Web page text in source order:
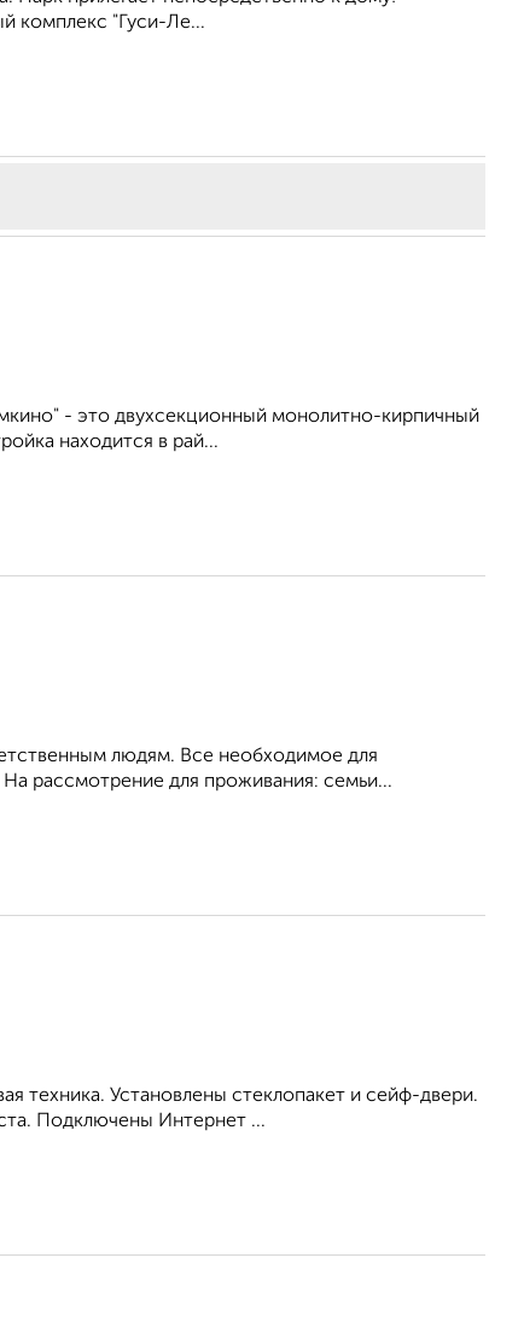
комплекс "Гуси-Ле...
- это двухсекционный монолитно-кирпичный
находится в рай...
людям. Все необходимое для
рассмотрение для проживания: семьи...
техника. Установлены стеклопакет и сейф-двери.
Подключены Интернет ...